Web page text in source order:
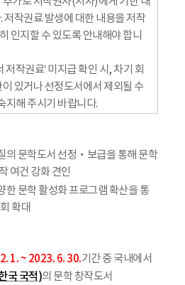
저작권료 발생에 대한 내용을 저작
인지할 수 있도록 안내해야 합니
작권료’ 미지급 확인 시, 차기 회
있거나 선정도서에서 제외될 수
지해 주시기 바랍니다.
의 문학도서 선정‧보급을 통해 문학
여건 강화 견인
한 문학 활성화 프로그램 확산을 통
확대
1. ~ 2023. 6. 30.기간 중 국내에서
국 국적)의 문학 창작도서